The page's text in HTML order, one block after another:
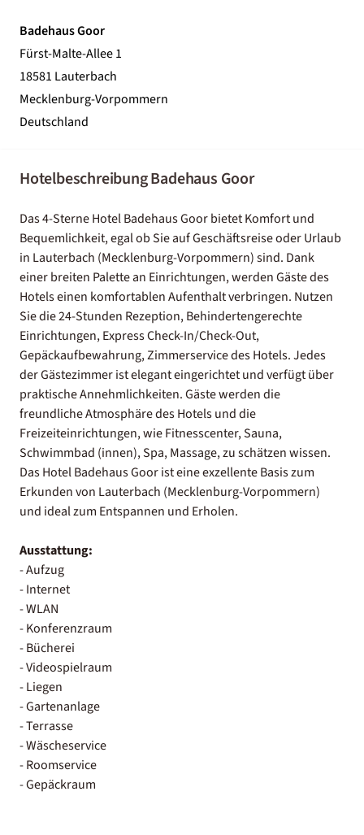
Badehaus Goor
Fürst-Malte-Allee 1
18581 Lauterbach
Mecklenburg-Vorpommern
Deutschland
Hotelbeschreibung Badehaus Goor
Das 4-Sterne Hotel Badehaus Goor bietet Komfort und
Bequemlichkeit, egal ob Sie auf Geschäftsreise oder Urlaub
in Lauterbach (Mecklenburg-Vorpommern) sind. Dank
einer breiten Palette an Einrichtungen, werden Gäste des
Hotels einen komfortablen Aufenthalt verbringen. Nutzen
Sie die 24-Stunden Rezeption, Behindertengerechte
Einrichtungen, Express Check-In/Check-Out,
Gepäckaufbewahrung, Zimmerservice des Hotels. Jedes
der Gästezimmer ist elegant eingerichtet und verfügt über
praktische Annehmlichkeiten. Gäste werden die
freundliche Atmosphäre des Hotels und die
Freizeiteinrichtungen, wie Fitnesscenter, Sauna,
Schwimmbad (innen), Spa, Massage, zu schätzen wissen.
Das Hotel Badehaus Goor ist eine exzellente Basis zum
Erkunden von Lauterbach (Mecklenburg-Vorpommern)
und ideal zum Entspannen und Erholen.
Ausstattung:
- Aufzug
- Internet
- WLAN
- Konferenzraum
- Bücherei
- Videospielraum
- Liegen
- Gartenanlage
- Terrasse
- Wäscheservice
- Roomservice
- Gepäckraum